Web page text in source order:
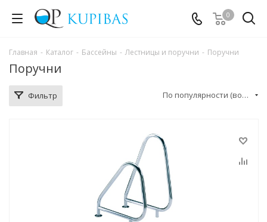
0
Главная - Каталог - Бассейны - Лестницы и поручни - Поручни
Поручни
Фильтр По популярности (возрастание)